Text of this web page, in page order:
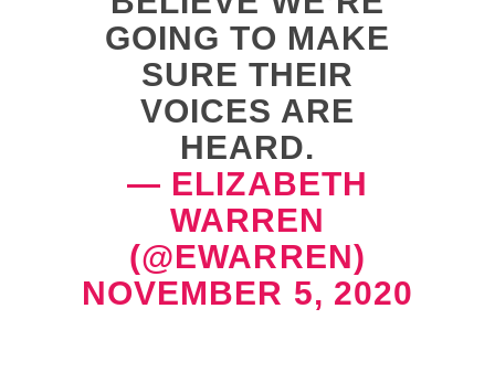
GOING TO MAKE
SURE THEIR
VOICES ARE
HEARD.
— ELIZABETH
WARREN
(@EWARREN)
NOVEMBER 5, 2020